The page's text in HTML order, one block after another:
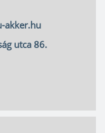
akker.hu
utca 86.